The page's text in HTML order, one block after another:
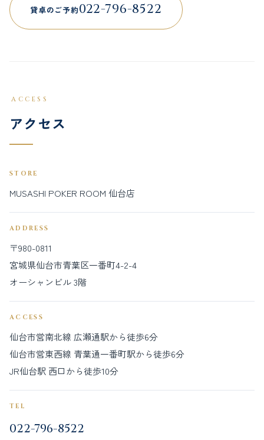
貸卓のご予約022-796-8522
ACCESS
アクセス
STORE
MUSASHI POKER ROOM 仙台店
ADDRESS
〒980-0811
宮城県仙台市青葉区一番町4-2-4
オーシャンビル 3階
ACCESS
仙台市営南北線 広瀬通駅から徒歩6分
仙台市営東西線 青葉通一番町駅から徒歩6分
JR仙台駅 西口から徒歩10分
TEL
022-796-8522